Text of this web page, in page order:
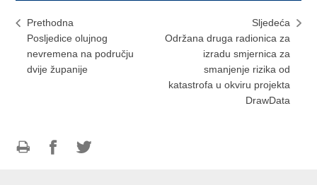
Prethodna
Posljedice olujnog
nevremena na području
dvije županije
Sljedeća
Održana druga radionica za
izradu smjernica za
smanjenje rizika od
katastrofa u okviru projekta
DrawData